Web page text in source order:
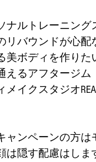
ナルトレーニン
リバウンドが心配
美ボディを作りた
えるアフタージム
メイクスタジオ
ャンペーンの方
は隠す配慮はしま